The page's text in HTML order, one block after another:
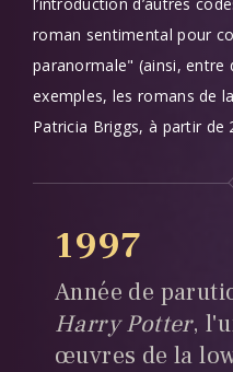
1997
Année de
Harry Potter,
œuvres de la
roman sentimental pour
paranormale" (ainsi, entre
exemples, les romans de
Patricia Briggs, à partir de